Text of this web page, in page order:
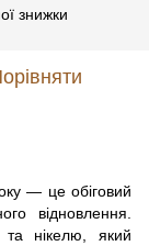
знижки
— це обіговий
відновлення.
нікелю, який